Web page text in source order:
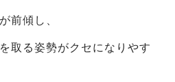
前傾し、
取る姿勢がクセになりやす